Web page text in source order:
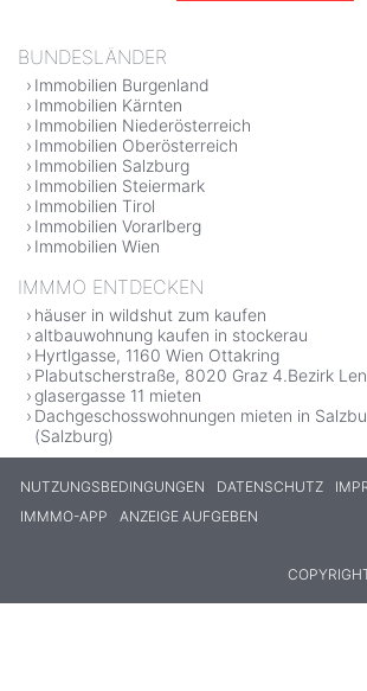
BUNDESLÄNDER
Immobilien Burgenland
Immobilien Kärnten
Immobilien Niederösterreich
Immobilien Oberösterreich
Immobilien Salzburg
Immobilien Steiermark
Immobilien Tirol
Immobilien Vorarlberg
Immobilien Wien
IMMMO ENTDECKEN
häuser in wildshut zum kaufen
altbauwohnung kaufen in stockerau
Hyrtlgasse, 1160 Wien Ottakring
Plabutscherstraße, 8020 Graz 4.Bezirk
glasergasse 11 mieten
Dachgeschosswohnungen mieten in
(Salzburg)
NUTZUNGSBEDINGUNGEN DATENSCHUTZ
IMMMO-APP
ANZEIGE AUFGEBEN